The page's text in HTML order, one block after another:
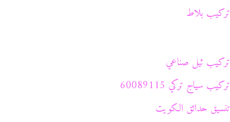
تركيب بلاط
تركيب ثيل صناعي
تركيب سياج تركي 60089115
تنسيق حدائق الكويت